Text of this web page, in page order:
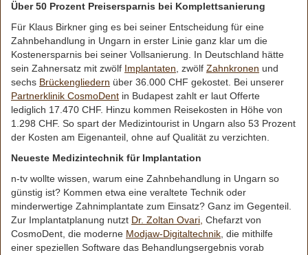
Über 50 Prozent Preisersparnis bei Komplettsanierung
Für Klaus Birkner ging es bei seiner Entscheidung für eine
Zahnbehandlung in Ungarn in erster Linie ganz klar um die
Kostenersparnis bei seiner Vollsanierung. In Deutschland hätte
sein Zahnersatz mit zwölf Implantaten , zwölf Zahnkronen und
sechs Brückengliedern über 36.000 CHF gekostet. Bei unserer
Partnerklinik CosmoDent in Budapest zahlt er laut Offerte
lediglich 17.470 CHF. Hinzu kommen Reisekosten in Höhe von
1.298 CHF. So spart der Medizintourist in Ungarn also 53 Prozent
der Kosten am Eigenanteil, ohne auf Qualität zu verzichten.
Neueste Medizintechnik für Implantation
n-tv wollte wissen, warum eine Zahnbehandlung in Ungarn so
günstig ist? Kommen etwa eine veraltete Technik oder
minderwertige Zahnimplantate zum Einsatz? Ganz im Gegenteil.
Zur Implantatplanung nutzt Dr. Zoltan Ovari, Chefarzt von
CosmoDent, die moderne Modjaw-Digitaltechnik , die mithilfe
einer speziellen Software das Behandlungsergebnis vorab